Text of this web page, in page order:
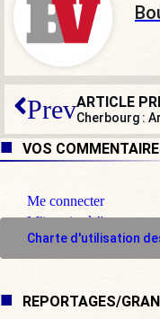
Prev
VOS
Me connecter
M'inscrire à l'espace
Charte d'utilisation
REPORTAGES/